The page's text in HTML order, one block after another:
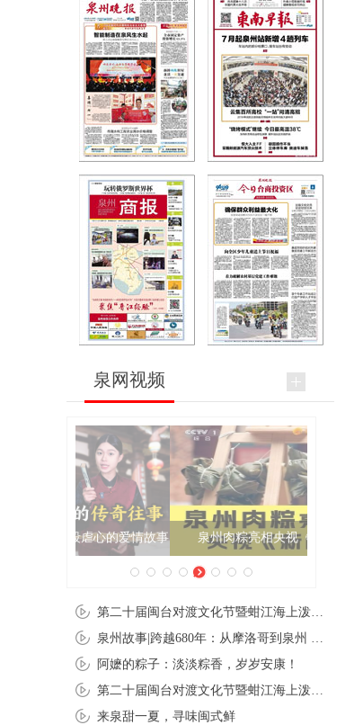
泉网视频
泉州肉粽亮相央视《新闻联播》
阿嬷的粽子：淡淡粽香，岁岁安康！
来泉甜一夏，寻味闽式鲜